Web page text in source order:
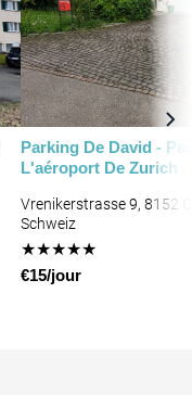
Parking De David -
L'aéroport De Zurich
Vrenikerstrasse 9, 8152
Schweiz
★★★★★
€15/jour